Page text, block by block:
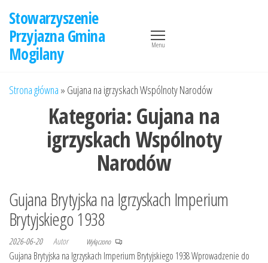
treści
Stowarzyszenie
Przyjazna Gmina
Mogilany
Menu
Strona główna » Gujana na igrzyskach Wspólnoty Narodów
Kategoria: Gujana na
igrzyskach Wspólnoty
Narodów
Gujana Brytyjska na Igrzyskach Imperium
Brytyjskiego 1938
2026-06-20 Autor Wyłączono
Gujana Brytyjska na Igrzyskach Imperium Brytyjskiego 1938 Wprowadzenie do